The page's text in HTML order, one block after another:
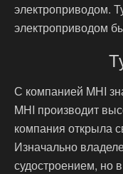
электроприводом.
электроприводом
С компанией MHI
MHI производит
компания открыла
Изначально
судостроением, но